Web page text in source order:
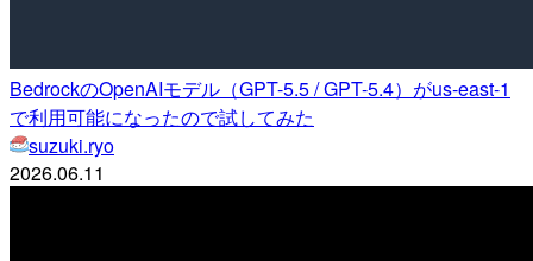
BedrockのOpenAIモデル（GPT-5.5 / GPT-5.4）がus-east-1
で利用可能になったので試してみた
suzuki.ryo
2026.06.11